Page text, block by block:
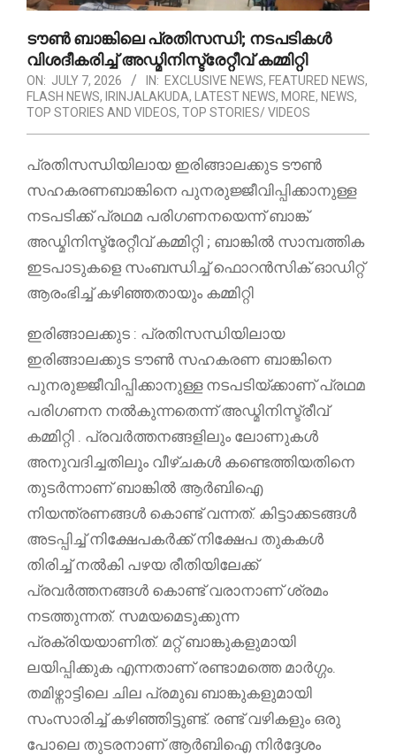
ടൗൺ ബാങ്കിലെ പ്രതിസന്ധി; നടപടികൾ
വിശദീകരിച്ച് അഡ്മിനിസ്ട്രേറ്റീവ് കമ്മിറ്റി
ON: JULY 7, 2026 IN: EXCLUSIVE NEWS, FEATURED NEWS,
FLASH NEWS, IRINJALAKUDA, LATEST NEWS, MORE, NEWS,
TOP STORIES AND VIDEOS, TOP STORIES/ VIDEOS
പ്രതിസന്ധിയിലായ ഇരിങ്ങാലക്കുട ടൗൺ
സഹകരണബാങ്കിനെ പുനരുജ്ജീവിപ്പിക്കാനുള്ള
നടപടിക്ക് പ്രഥമ പരിഗണനയെന്ന് ബാങ്ക്
അഡ്മിനിസ്ട്രേറ്റീവ് കമ്മിറ്റി ; ബാങ്കിൽ സാമ്പത്തിക
ഇടപാടുകളെ സംബന്ധിച്ച് ഫൊറൻസിക് ഓഡിറ്റ്
ആരംഭിച്ച് കഴിഞ്ഞതായും കമ്മിറ്റി
ഇരിങ്ങാലക്കുട : പ്രതിസന്ധിയിലായ
ഇരിങ്ങാലക്കുട ടൗൺ സഹകരണ ബാങ്കിനെ
പുനരുജ്ജീവിപ്പിക്കാനുള്ള നടപടിയ്ക്കാണ് പ്രഥമ
പരിഗണന നൽകുന്നതെന്ന് അഡ്മിനിസ്ട്രീവ്
കമ്മിറ്റി . പ്രവർത്തനങ്ങളിലും ലോണുകൾ
അനുവദിച്ചതിലും വീഴ്ചകൾ കണ്ടെത്തിയതിനെ
തുടർന്നാണ് ബാങ്കിൽ ആർബിഐ
നിയന്ത്രണങ്ങൾ കൊണ്ട് വന്നത്. കിട്ടാക്കടങ്ങൾ
അടപ്പിച്ച് നിക്ഷേപകർക്ക് നിക്ഷേപ തുകകൾ
തിരിച്ച് നൽകി പഴയ രീതിയിലേക്ക്
പ്രവർത്തനങ്ങൾ കൊണ്ട് വരാനാണ് ശ്രമം
നടത്തുന്നത്. സമയമെടുക്കുന്ന
പ്രക്രിയയാണിത്. മറ്റ് ബാങ്കുകളുമായി
ലയിപ്പിക്കുക എന്നതാണ് രണ്ടാമത്തെ മാർഗ്ഗം.
തമിഴ്നാട്ടിലെ ചില പ്രമുഖ ബാങ്കുകളുമായി
സംസാരിച്ച് കഴിഞ്ഞിട്ടുണ്ട്. രണ്ട് വഴികളും ഒരു
പോലെ തുടരനാണ് ആർബിഐ നിർദ്ദേശം